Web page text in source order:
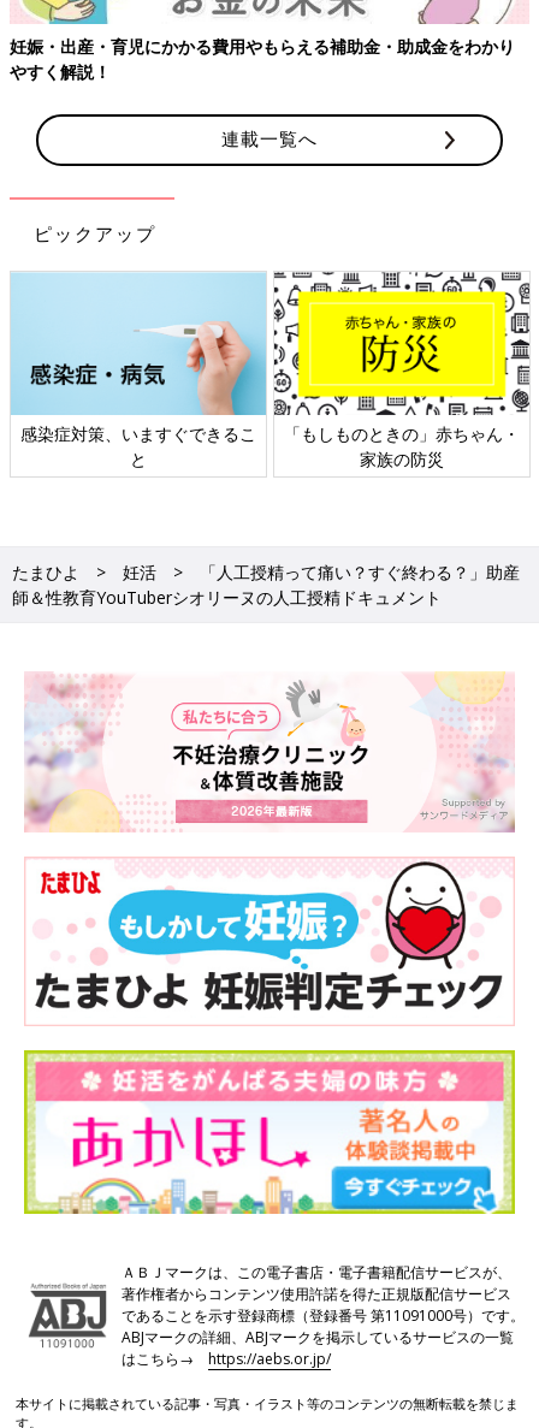
・助成金をわかり
連載一覧へ
ピックアップ
しものときの」赤ちゃん・
家族の防災
日本外来小児科学会リーフレッ
ト検討会
六
たまひよ 妊活
「人工授精って痛い？すぐ終わる？」助産
師＆性教育YouTuberシオリーヌの人工授精ドキュメント
ＡＢＪマークは、この電子書店・電子書籍配信サービスが、
著作権者からコンテンツ使用許諾を得た正規版配信サービス
であることを示す登録商標（登録番号 第11091000号）です。
ABJマークの詳細、ABJマークを掲示しているサービスの一覧
はこちら→https://aebs.or.jp/
本サイトに掲載されている記事・写真・イラスト等のコンテンツの無断転載を禁じま
す。